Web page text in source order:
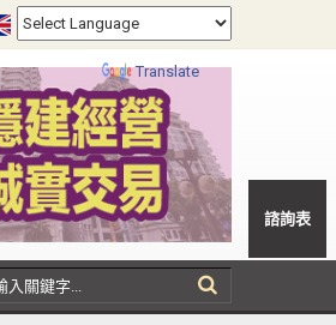
Powered by Translate
諮詢表